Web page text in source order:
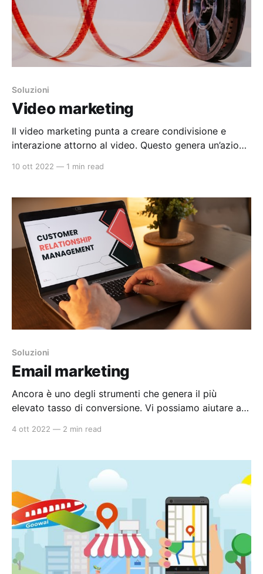
Soluzioni
Video marketing
Il video marketing punta a creare condivisione e
interazione attorno al video. Questo genera un’azione
dei consumatori. Il nostro servizio permette di
veicolare
10 ott 2022 — 1 min read
Soluzioni
Email marketing
Ancora è uno degli strumenti che genera il più
elevato tasso di conversione. Vi possiamo aiutare a
applicazioni CRM e utilizzando i nostri server sarà
marketing, anche se è un mezzo apparentemente
4 ott 2022 — 2 min read